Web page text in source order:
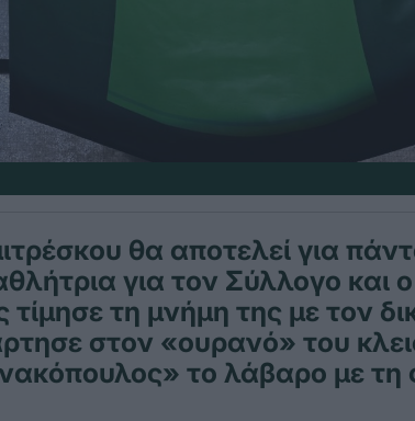
θα αποτελεί για
για τον Σύλλογο και ο
τη μνήμη της με τον
στον «ουρανό» του
το λάβαρο με